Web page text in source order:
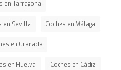
en Tarragona
en Sevilla Coches en Málaga
en Granada
en Huelva Coches en Cádiz